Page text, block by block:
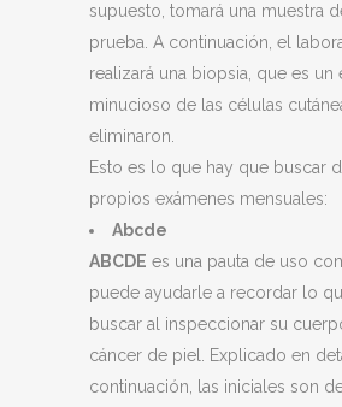
supuesto, tomará una muestra
prueba. A continuación, el
realizará una biopsia, que es un
minucioso de las células
eliminaron.
Esto es lo que hay que buscar
propios exámenes mensuales:
Abcde
ABCDE es una pauta de uso
puede ayudarle a recordar lo
buscar al inspeccionar su
cáncer de piel. Explicado en
continuación, las iniciales son